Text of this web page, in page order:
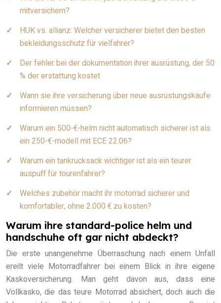
mitversichern?
HUK vs. allianz: Welcher versicherer bietet den besten
bekleidungsschutz für vielfahrer?
Der fehler bei der dokumentation ihrer ausrüstung, der 50
% der erstattung kostet
Wann sie ihre versicherung über neue ausrüstungskäufe
informieren müssen?
Warum ein 500-€-helm nicht automatisch sicherer ist als
ein 250-€-modell mit ECE 22.06?
Warum ein tankrucksack wichtiger ist als ein teurer
auspuff für tourenfahrer?
Welches zubehör macht ihr motorrad sicherer und
komfortabler, ohne 2.000 € zu kosten?
Warum ihre standard-police helm und
handschuhe oft gar nicht abdeckt?
Die erste unangenehme Überraschung nach einem Unfall
ereilt viele Motorradfahrer bei einem Blick in ihre eigene
Kaskoversicherung. Man geht davon aus, dass eine
Vollkasko, die das teure Motorrad absichert, doch auch die